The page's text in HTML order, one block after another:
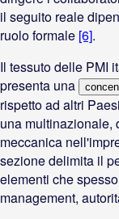
il seguito reale
ruolo formale [6].
Il tessuto delle PMI
presenta una
rispetto ad altri
una multinazionale,
meccanica
sezione delimita il
elementi che
management,